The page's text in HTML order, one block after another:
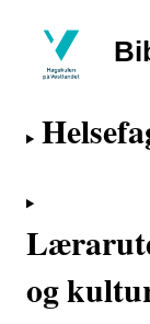
og